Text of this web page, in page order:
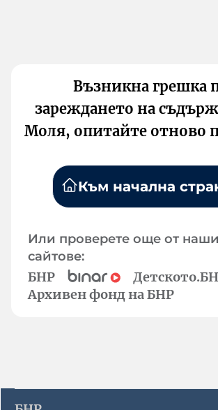
Възникна грешка
зареждането на
Моля, опитайте отново
Към начална
Или проверете още от
сайтове:
БНР
Архивен фонд на БНР